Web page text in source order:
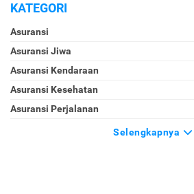
KATEGORI
Asuransi
Asuransi Jiwa
Asuransi Kendaraan
Asuransi Kesehatan
Asuransi Perjalanan
Selengkapnya